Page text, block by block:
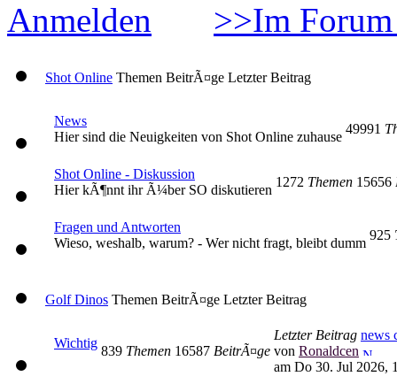
Anmelden >>Im
Shot Online Themen BeitrÃ¤ge Letzter Beitrag
News
Hier sind die Neuigkeiten von Shot Online zuhause
49991
Shot Online - Diskussion
Hier kÃ¶nnt ihr Ã¼ber SO diskutieren
1272 Themen 15656
Fragen und Antworten
Wieso, weshalb, warum? - Wer nicht fragt, bleibt dumm
925
Golf Dinos Themen BeitrÃ¤ge Letzter Beitrag
Wichtig
839 Themen 16587 BeitrÃ¤ge
Letzter Beitrag news
von Ronaldcen
am Do 30. Jul 2026,